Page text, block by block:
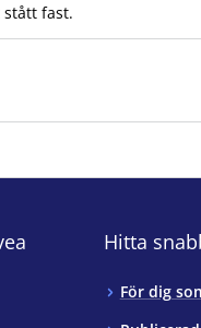
fast.
Hitta
För dig